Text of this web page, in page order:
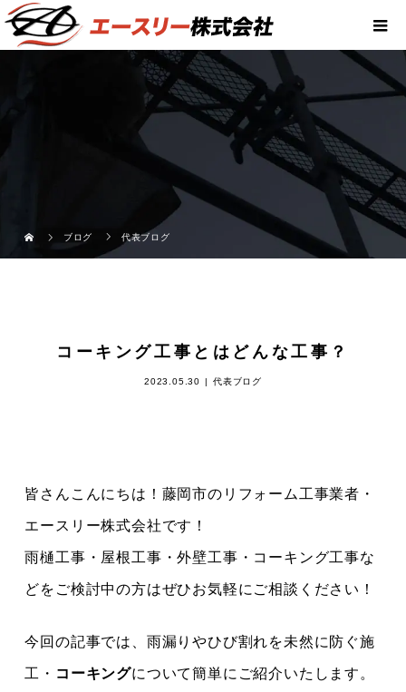
ブログ 代表ブログ
コーキング工事とはどんな工事？
2023.05.30 代表ブログ
皆さんこんにちは！藤岡市のリフォーム工事業者・
エースリー株式会社です！
雨樋工事・屋根工事・外壁工事・コーキング工事な
どをご検討中の方はぜひお気軽にご相談ください！
今回の記事では、雨漏りやひび割れを未然に防ぐ施
工・ コーキングについて簡単にご紹介いたします。